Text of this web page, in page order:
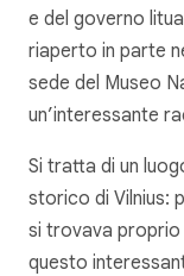
e del governo
riaperto in parte
sede del Museo
un’interessante
Si tratta di un
storico di Vilnius:
si trovava proprio
questo